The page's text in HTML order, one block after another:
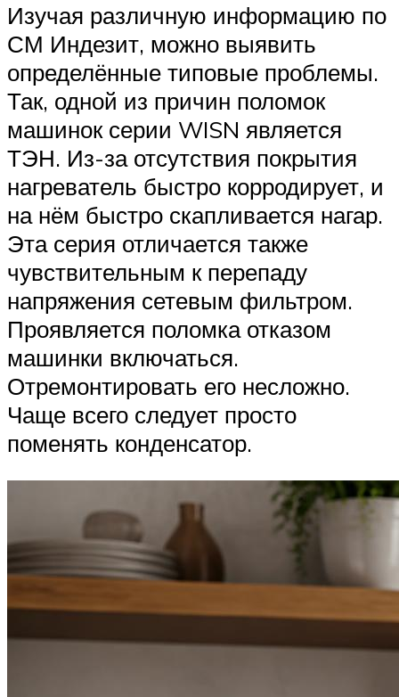
Изучая различную информацию по
СМ Индезит, можно выявить
определённые типовые проблемы.
Так, одной из причин поломок
машинок серии WISN является
ТЭН. Из-за отсутствия покрытия
нагреватель быстро корродирует, и
на нём быстро скапливается нагар.
Эта серия отличается также
чувствительным к перепаду
напряжения сетевым фильтром.
Проявляется поломка отказом
машинки включаться.
Отремонтировать его несложно.
Чаще всего следует просто
поменять конденсатор.